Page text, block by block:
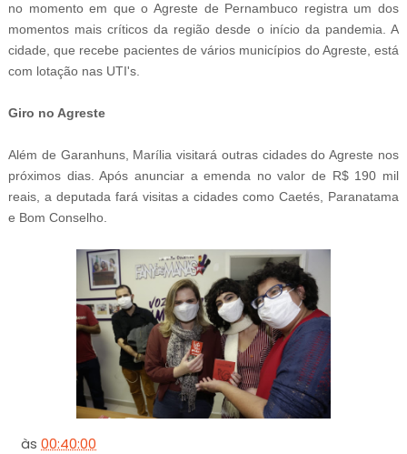
no momento em que o Agreste de Pernambuco registra um dos
momentos mais críticos da região desde o início da pandemia. A
cidade, que recebe pacientes de vários municípios do Agreste, está
com lotação nas UTI's.
Giro no Agreste
Além de Garanhuns, Marília visitará outras cidades do Agreste nos
próximos dias. Após anunciar a emenda no valor de R$ 190 mil
reais, a deputada fará visitas a cidades como Caetés, Paranatama
e Bom Conselho.
às00:40:00